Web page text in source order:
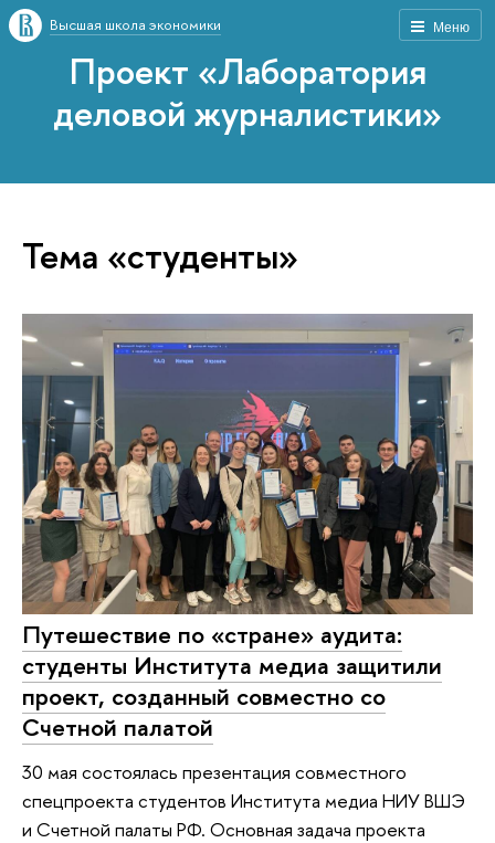
Меню
Высшая школа экономики
Проект «Лаборатория
деловой журналистики»
Тема «студенты»
Путешествие по «стране» аудита:
студенты Института медиа защитили
проект, созданный совместно со
Счетной палатой
30 мая состоялась презентация совместного
спецпроекта студентов Института медиа НИУ ВШЭ
и Счетной палаты РФ. Основная задача проекта